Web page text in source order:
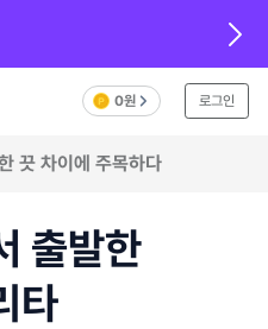
0원 로그인
끗 차이에 주목하다
출발한
타